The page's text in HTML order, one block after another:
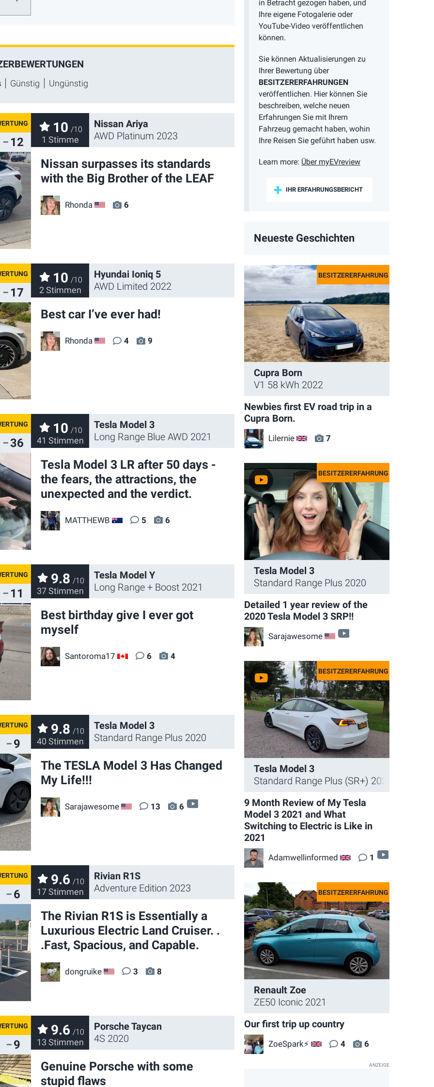
Günstig Ungünstig
12
Nissan Ariya
AWD Platinum 2023
10 /10
1 Stimme
Nissan surpasses its standards
with the Big Brother of the LEAF
Rhonda US 6
17
Hyundai Ioniq 5
AWD Limited 2022
10 /10
2 Stimmen
Best car I’ve ever had!
Rhonda US 4 9
36
Tesla Model 3
Long Range Blue AWD 2021
10 /10
41 Stimmen
Tesla Model 3 LR after 50 days -
the fears, the attractions, the
unexpected and the verdict.
MATTHEWB AU 5 6
11
Tesla Model Y
Long Range + Boost 2021
9.8 /10
37 Stimmen
Best birthday give I ever got
myself
Santoroma17 CA 6 4
9
Tesla Model 3
Standard Range Plus 2020
9.8 /10
40 Stimmen
The TESLA Model 3 Has Changed
My Life!!!
Sarajawesome US 13 6
6
Rivian R1S
Adventure Edition 2023
9.6 /10
17 Stimmen
The Rivian R1S is Essentially a
Luxurious Electric Land Cruiser. .
.Fast, Spacious, and Capable.
dongruike US 3 8
9
Porsche Taycan
4S 2020
9.6 /10
13 Stimmen
Genuine Porsche with some
stupid flaws
in Betracht gezogen haben, und
Ihre eigene Fotogalerie oder
YouTube-Video veröffentlichen
können.
Sie können Aktualisierungen zu
Ihrer Bewertung über
BESITZERERFAHRUNGEN
veröffentlichen. Hier können Sie
beschreiben, welche neuen
Erfahrungen Sie mit Ihrem
Fahrzeug gemacht haben, wohin
Ihre Reisen Sie geführt haben usw.
Learn more: Über myEVreview
IHR ERFAHRUNGSBERICHT
Neueste Geschichten
Cupra Born
V1 58 kWh 2022
Newbies first EV road trip in a
Cupra Born.
Lilernie GB 7
Tesla Model 3
Standard Range Plus 2020
Detailed 1 year review of the
2020 Tesla Model 3 SRP!!
Sarajawesome US
Tesla Model 3
Standard Range Plus (SR+) 2021
9 Month Review of My Tesla
Model 3 2021 and What
Switching to Electric is Like in
2021
Adamwellinformed GB 1
Renault Zoe
ZE50 Iconic 2021
Our first trip up country
ZoeSpark⚡ GB 4 6